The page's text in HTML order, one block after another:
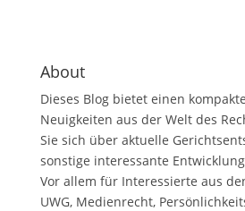
About
Dieses Blog bietet einen
Neuigkeiten aus der Welt des
Sie sich über aktuelle
sonstige interessante
Vor allem für Interessierte aus
UWG, Medienrecht,